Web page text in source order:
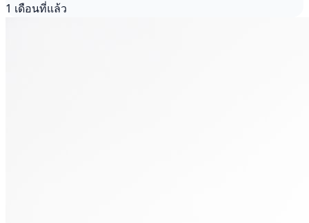
1 เดือนที่แล้ว